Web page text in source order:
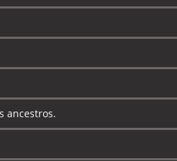
ancestros.